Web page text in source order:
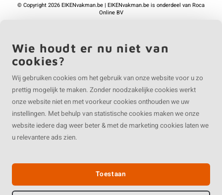
©Copyright2026 EIKENvakman.be | EIKENvakman.be is onderdeel vanRoca
Online BV
Wie houdt er nu niet van
cookies?
Wij gebruiken cookies om het gebruik van onze website voor u zo
prettig mogelijk te maken. Zonder noodzakelijke cookies werkt
onze website niet en met voorkeur cookies onthouden we uw
instellingen. Met behulp van statistische cookies maken we onze
website iedere dag weer beter & met de marketing cookies laten we
u relevantere ads zien.
Toestaan